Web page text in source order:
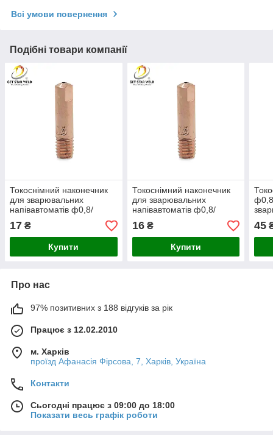
Всі умови повернення
Подібні товари компанії
Токоснімний наконечник
для зварювальних
напівавтоматів ф0,8/
М6/25 під алюмінієвий
дріт
17 ₴
Купити
Токоснімний наконечник
для зварювальних
напівавтоматів ф0,8/
М6/25
16₴
Купити
М6/
45
Про нас
97% позитивних з 188 відгуків за рік
Працює з 12.02.2010
м. Харків
проїзд Афанасія Фірсова, 7, Харків, Україна
Контакти
Сьогодні працює з 09:00 до 18:00
Показати весь графік роботи